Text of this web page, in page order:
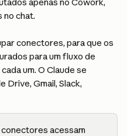
no chat.
conectores, para que os
para um fluxo de
um. O Claude se
Drive, Gmail, Slack,
acessam